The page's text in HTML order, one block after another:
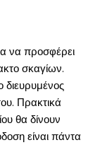
να προσφέρει
σκαγίων.
διευρυμένος
Πρακτικά
θα δίνουν
είναι πάντα